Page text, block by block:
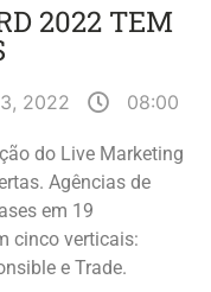
2022 TEM
2022 08:00
do Live Marketing
Agências de
em 19
cinco verticais:
e Trade.